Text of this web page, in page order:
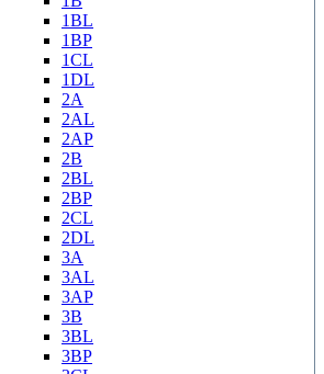
1BL
1BP
1CL
1DL
2A
2AL
2AP
2B
2BL
2BP
2CL
2DL
3A
3AL
3AP
3B
3BL
3BP